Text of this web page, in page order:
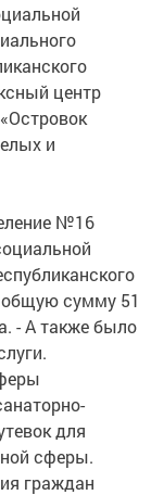
центр
и
№16
общую сумму 51
- А также было
для
сферы.
граждан